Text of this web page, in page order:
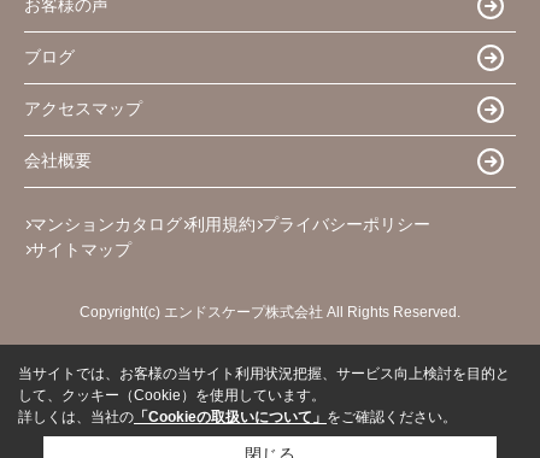
お客様の声
ブログ
アクセスマップ
会社概要
マンションカタログ 利用規約 プライバシーポリシー
サイトマップ
Copyright(c) エンドスケープ株式会社 All Rights Reserved.
当サイトでは、お客様の当サイト利用状況把握、サービス向上検討を目的と
して、クッキー（Cookie）を使用しています。
詳しくは、当社の 「Cookieの取扱いについて」 をご確認ください。